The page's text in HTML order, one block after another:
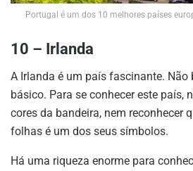
Portugal é um dos 10 melhores países
10 – Irlanda
A Irlanda é um país fascinante. Não
básico. Para se conhecer este país,
cores da bandeira, nem reconhecer
folhas é um dos seus símbolos.
Há uma riqueza enorme para